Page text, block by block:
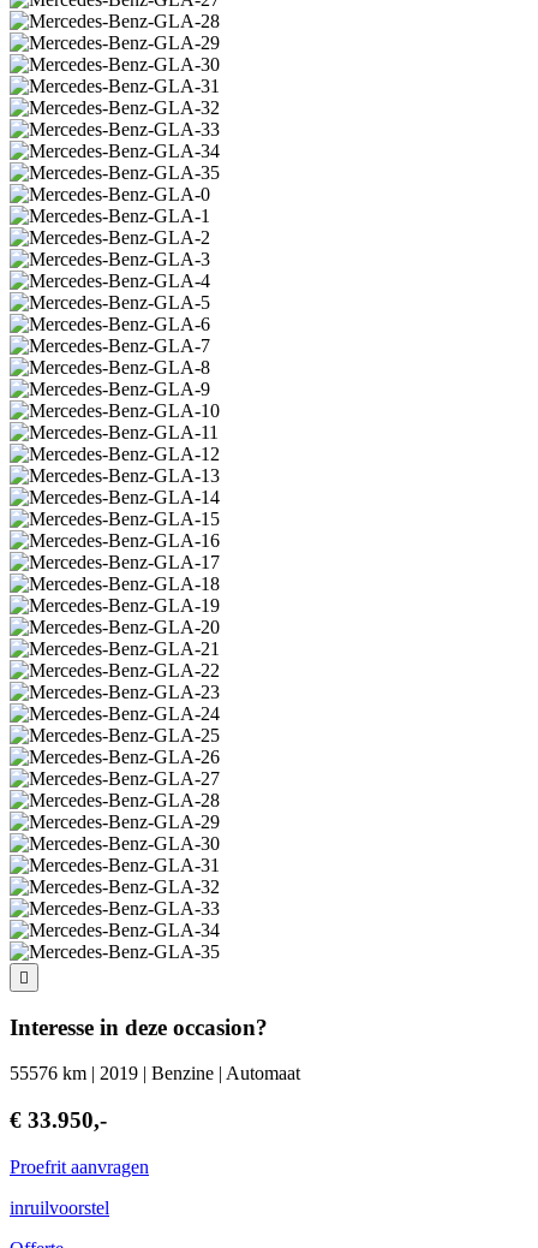
Interesse in deze occasion?
55576 km | 2019 | Benzine | Automaat
€ 33.950,-
Proefrit aanvragen
inruilvoorstel